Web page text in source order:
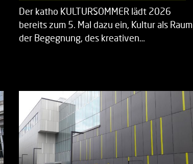
Der katho KULTURSOMMER lädt 2026
bereits zum 5. Mal dazu ein, Kultur als Raum
der Begegnung, des kreativen…